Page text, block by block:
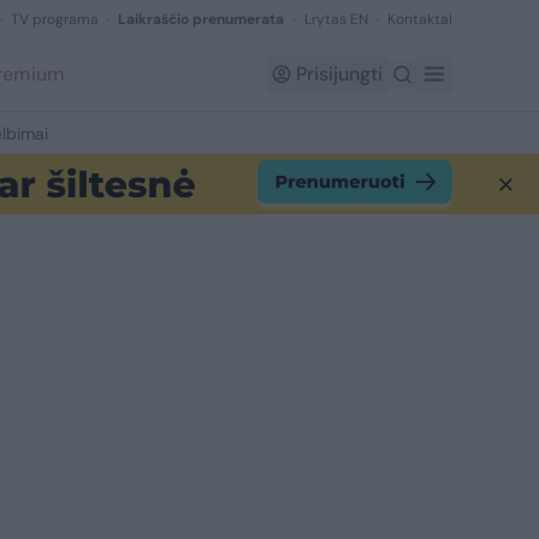
TV programa Laikraščio prenumerata Lrytas EN Kontaktai
Prisijungti